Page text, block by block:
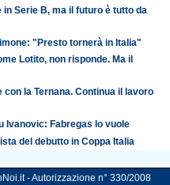
Serie B, ma il futuro è tutto da
"Presto tornerà in Italia"
Lotito, non risponde. Ma il
con la Ternana. Continua il lavoro
Ivanovic: Fabregas lo vuole
del debutto in Coppa Italia
- Autorizzazione n° 330/2008